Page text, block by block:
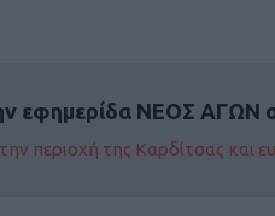
εφημερίδα ΝΕΟΣ ΑΓΩΝ
περιοχή της Καρδίτσας και